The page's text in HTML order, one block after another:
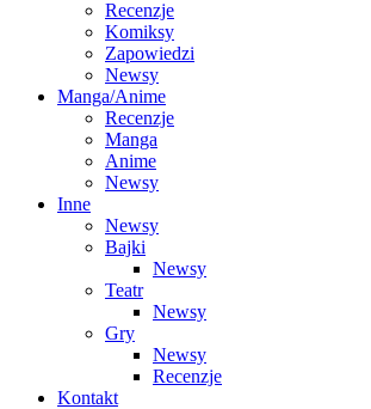
Recenzje
Komiksy
Zapowiedzi
Newsy
Manga/Anime
Recenzje
Manga
Anime
Newsy
Inne
Newsy
Bajki
Newsy
Teatr
Newsy
Gry
Newsy
Recenzje
Kontakt